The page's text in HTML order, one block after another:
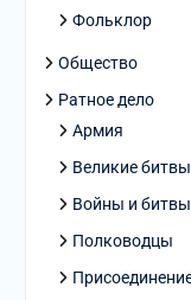
Фольклор
Общество
Ратное дело
Армия
Великие битвы
Войны и битвы
Полководцы